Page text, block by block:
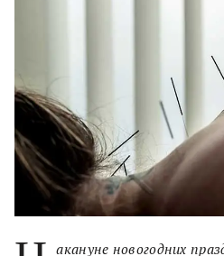
акануне новогодних